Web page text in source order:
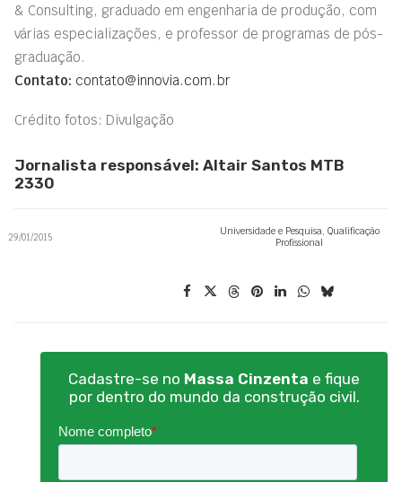
& Consulting, graduado em engenharia de produção, com
várias especializações, e professor de programas de pós-
graduação.
Contato: contato@innovia.com.br
Crédito fotos: Divulgação
Jornalista responsável: Altair Santos MTB
2330
29/01/2015 Universidade e Pesquisa, Qualificação
Profissional
Cadastre-se no Massa Cinzenta e fique
por dentro do mundo da construção civil.